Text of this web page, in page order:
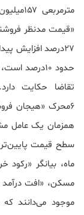
«قیمت مدنظر
۲۷درصد افزایش
حدود
تقاضا حکایت
۶محرک «هیجان
همزمان یک عامل
ماه، بیانگر
مسکن، «افت
موجود می‌دانند که